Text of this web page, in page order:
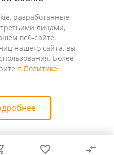
разработанные
лицами,
веб-сайте.
нашего сайта, вы
Более
в Политике
4401188290, Все права